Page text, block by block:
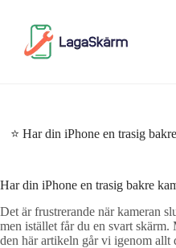
⭐ Har din iPhone en trasig
Har din iPhone en trasig bakre
Det är frustrerande när kameran
men istället får du en svart
den här artikeln går vi igenom allt